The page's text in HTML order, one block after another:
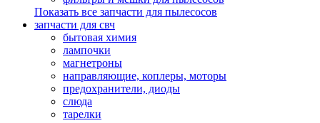
Показать все запчасти для пылесосов
запчасти для свч
бытовая химия
лампочки
магнетроны
направляющие, коплеры, моторы
предохранители, диоды
слюда
тарелки